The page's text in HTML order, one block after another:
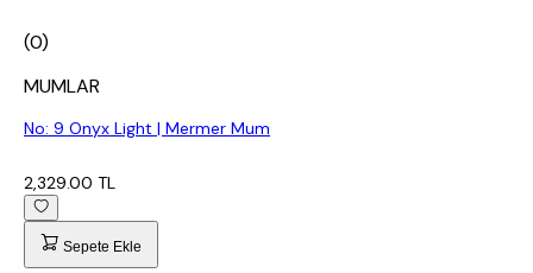
(0)
MUMLAR
No: 9 Onyx Light | Mermer Mum
2,329.00 TL
Sepete Ekle